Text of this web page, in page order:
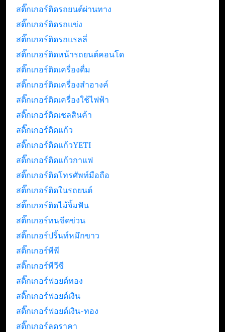
สติ๊กเกอร์ติดรถยนต์ผ่านทาง
สติ๊กเกอร์ติดรถแข่ง
สติ๊กเกอร์ติดรถแรลลี่
สติ๊กเกอร์ติดหน้ารถยนต์คอนโด
สติ๊กเกอร์ติดเครื่องดื่ม
สติ๊กเกอร์ติดเครื่องสำอางค์
สติ๊กเกอร์ติดเครื่องใช้ไฟฟ้า
สติ๊กเกอร์ติดเชลสินค้า
สติ๊กเกอร์ติดแก้ว
สติ๊กเกอร์ติดแก้วYETI
สติ๊กเกอร์ติดแก้วกาแฟ
สติ๊กเกอร์ติดโทรศัพท์มือถือ
สติ๊กเกอร์ติดในรถยนต์
สติ๊กเกอร์ติดไม้จิ้มฟัน
สติ๊กเกอร์ทนขีดข่วน
สติ๊กเกอร์ปริ้นท์หมึกขาว
สติ๊กเกอร์พีพี
สติ๊กเกอร์พีวีซี
สติ๊กเกอร์ฟอยด์ทอง
สติ๊กเกอร์ฟอยด์เงิน
สติ๊กเกอร์ฟอยด์เงิน-ทอง
สติ๊กเกอร์ลดราคา